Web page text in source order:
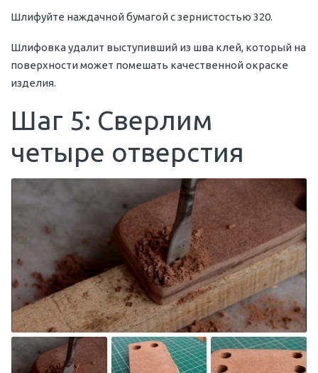
Шлифуйте наждачной бумагой с зернистостью 320.
Шлифовка удалит выступивший из шва клей, который на
поверхности может помешать качественной окраске
изделия.
Шаг 5: Сверлим
четыре отверстия